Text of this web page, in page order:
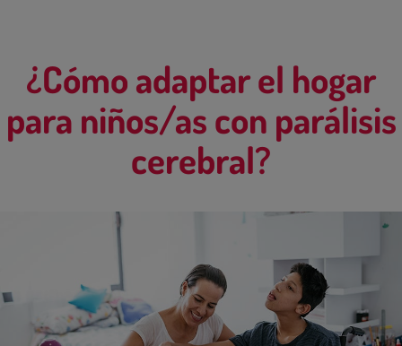
¿Cómo adaptar el hogar
para niños/as con parálisis
cerebral?